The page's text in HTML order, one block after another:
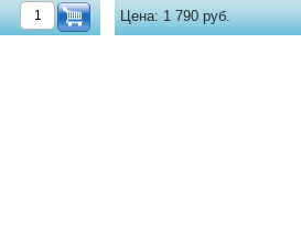
Цена:1 790 руб.